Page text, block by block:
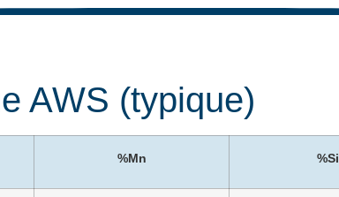
AWS (typique)
%Mn %Si